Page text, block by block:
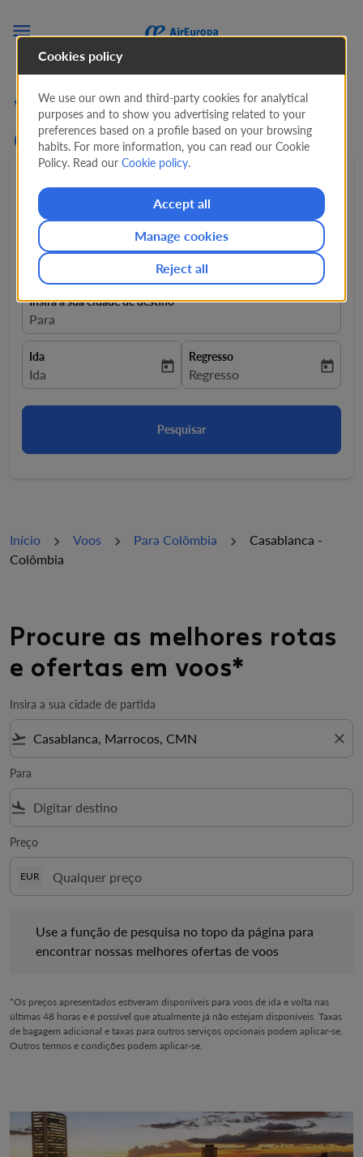

Voos de Casablanca para
Colômbia. Ingressos
Ida e volta 1 Passageiro expand_more
Insira a sua cidade de partida
Casablanca, Marrocos, CMN close
Insira a sua cidade de destino
Para
Ida
fc-booking-departure-date-aria-label
Ida today
Regresso
fc-booking-return-date-aria-
Regresso today
Pesquisar
Início Voos Para Colômbia
Casablanca -
Colômbia
Procure as melhores rotas
e ofertas em voos*
Insira a sua cidade de partida
flight_takeoff close
Para
flight_land
Preço
EUR
Use a função de pesquisa no topo da página para
encontrar nossas melhores ofertas de voos
*Os preços apresentados estiveram disponíveis para voos de ida e volta nas
últimas 48 horas e é possível que atualmente já não estejam disponíveis. Taxas
de bagagem adicional e taxas para outros serviços opcionais podem aplicar-se.
Outros termos e condições podem aplicar-se.
Cookies policy
We use our own and third-party cookies for analytical
purposes and to show you advertising related to your
preferences based on a profile based on your browsing
habits. For more information, you can read our Cookie
Policy. Read ourCookie policy.
Accept all
Reject all
Manage cookies